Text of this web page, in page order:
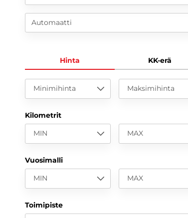
Automaatti
Hinta KK-erä
Minimihinta Maksimihinta
Kilometrit
MIN MAX
Vuosimalli
MIN MAX
Toimipiste